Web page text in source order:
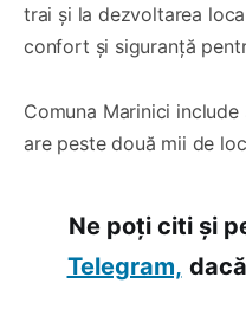
trai și la dezvoltarea
confort și siguranță
Comuna Marinici
are peste două mii de
Ne poți citi și
Telegram,